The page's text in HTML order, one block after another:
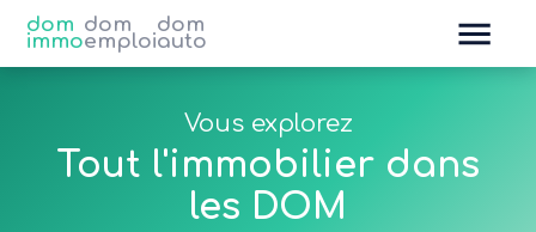
dom
immo
dom
emploi
dom
auto
Vous explorez
Tout l'immobilier dans
les DOM